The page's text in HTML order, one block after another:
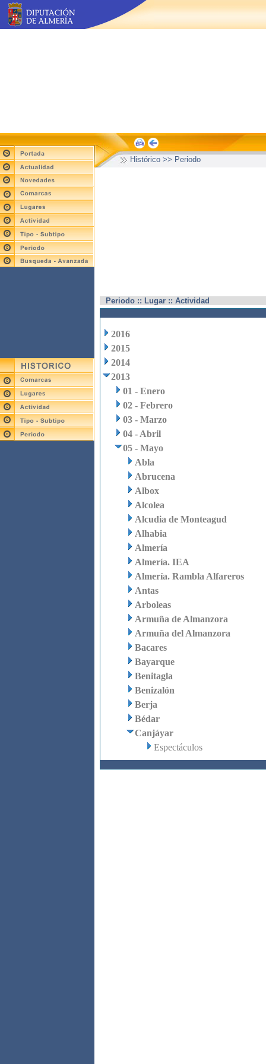
Histórico >> Periodo
Periodo :: Lugar :: Actividad
2016
2015
2014
2013
01 - Enero
02 - Febrero
03 - Marzo
04 - Abril
05 - Mayo
Abla
Abrucena
Albox
Alcolea
Alcudia de Monteagud
Alhabia
Almería
Almería. IEA
Almería. Rambla Alfareros
Antas
Arboleas
Armuña de Almanzora
Armuña del Almanzora
Bacares
Bayarque
Benitagla
Benizalón
Berja
Bédar
Canjáyar
Espectáculos